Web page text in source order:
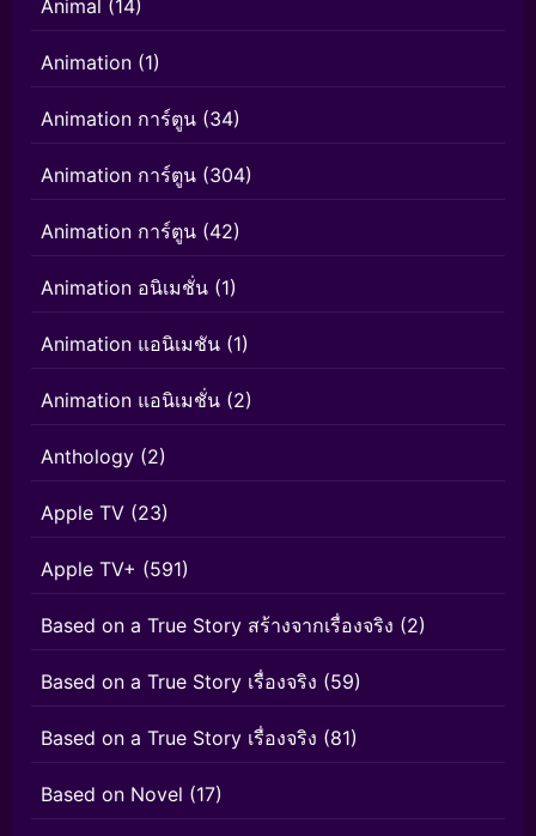
Animal (14)
Animation (1)
Animation การ์ตูน (34)
Animation การ์ตูน (304)
Animation การ์ตูน (42)
Animation อนิเมชั่น (1)
Animation แอนิเมชัน (1)
Animation แอนิเมชั่น (2)
Anthology (2)
Apple TV (23)
Apple TV+ (591)
Based on a True Story สร้างจากเรื่องจริง (2)
Based on a True Story เรื่องจริง (59)
Based on a True Story เรื่องจริง (81)
Based on Novel (17)